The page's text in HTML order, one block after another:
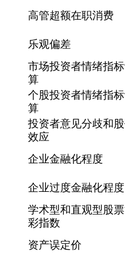
高管超额在职消费
乐观偏差
市场投资者情绪指
算
个股投资者情绪指
算
投资者意见分歧和
效应
企业金融化程度
企业过度金融化程度
学术型和直观型股
彩指数
资产误定价